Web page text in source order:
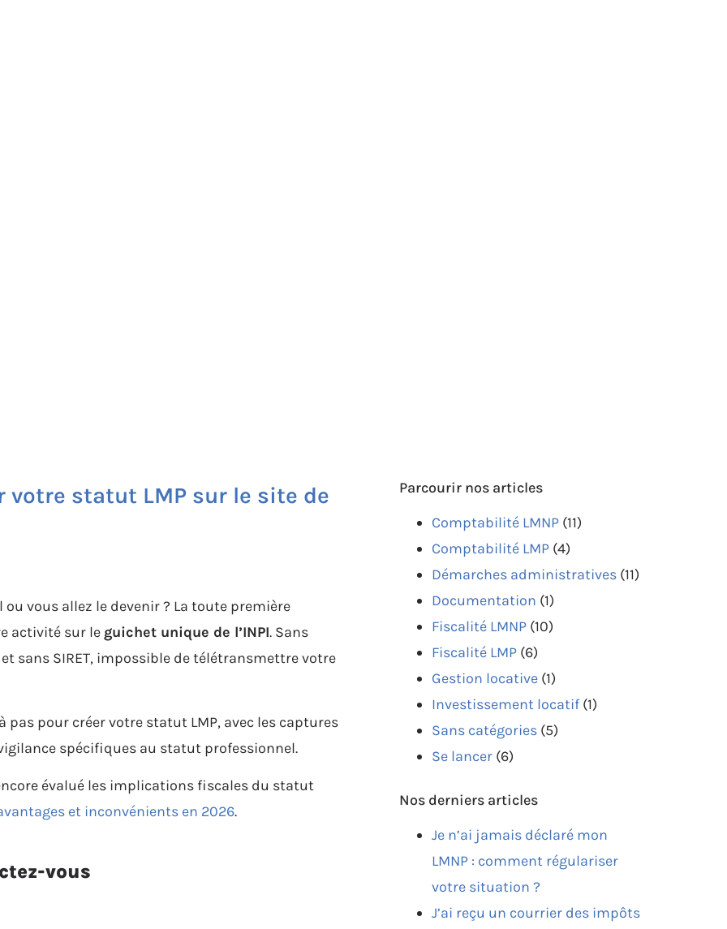
votre statut LMP sur le site de
vous allez le devenir ? La toute première
activité sur le guichet unique de l’INPI. Sans
sans SIRET, impossible de télétransmettre votre
pas pour créer votre statut LMP, avec les captures
spécifiques au statut professionnel.
évalué les implications fiscales du statut
et inconvénients en 2026.
vous
Parcourir nos articles
Comptabilité LMNP(11)
Comptabilité LMP(4)
Démarches administratives(11)
Documentation (1)
Fiscalité LMNP(10)
Fiscalité LMP(6)
Gestion locative(1)
Investissement locatif(1)
Sans catégories(5)
Se lancer(6)
Nos derniers articles
Je n’ai jamais déclaré mon
LMNP : comment régulariser
votre situation ?
J’ai reçu un courrier des impôts